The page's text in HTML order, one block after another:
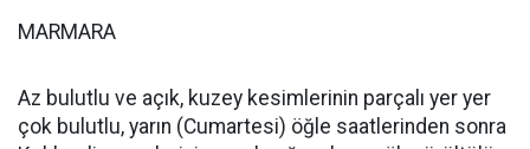
MARMARA
Az bulutlu ve açık, kuzey kesimlerinin parçalı yer yer
çok bulutlu, yarın (Cumartesi) öğle saatlerinden sonra